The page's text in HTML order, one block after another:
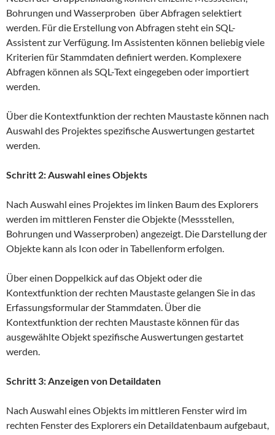
Bohrungen und Wasserproben über Abfragen selektiert
werden. Für die Erstellung von Abfragen steht ein SQL-
Assistent zur Verfügung. Im Assistenten können beliebig viele
Kriterien für Stammdaten definiert werden. Komplexere
Abfragen können als SQL-Text eingegeben oder importiert
werden.
Über die Kontextfunktion der rechten Maustaste können nach
Auswahl des Projektes spezifische Auswertungen gestartet
werden.
Schritt 2: Auswahl eines Objekts
Nach Auswahl eines Projektes im linken Baum des Explorers
werden im mittleren Fenster die Objekte (Messstellen,
Bohrungen und Wasserproben) angezeigt. Die Darstellung der
Objekte kann als Icon oder in Tabellenform erfolgen.
Über einen Doppelkick auf das Objekt oder die
Kontextfunktion der rechten Maustaste gelangen Sie in das
Erfassungsformular der Stammdaten. Über die
Kontextfunktion der rechten Maustaste können für das
ausgewählte Objekt spezifische Auswertungen gestartet
werden.
Schritt 3: Anzeigen von Detaildaten
Nach Auswahl eines Objekts im mittleren Fenster wird im
rechten Fenster des Explorers ein Detaildatenbaum aufgebaut,